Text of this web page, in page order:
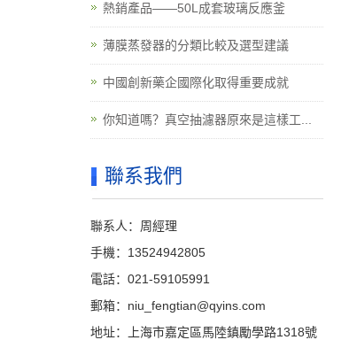
熱銷產品——50L成套玻璃反應釜
薄膜蒸發器的分類比較及選型建議
中國創新藥企國際化取得重要成就
你知道嗎？真空抽濾器原來是這樣工...
聯系我們
聯系人：周經理
手機：13524942805
電話：021-59105991
郵箱：niu_fengtian@qyins.com
地址：上海市嘉定區馬陸鎮勵學路1318號